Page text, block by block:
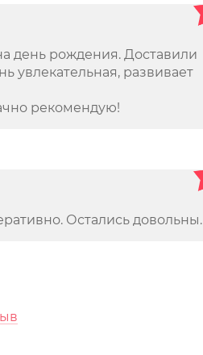
день рождения. Доставили
увлекательная, развивает
рекомендую!
Остались довольны.